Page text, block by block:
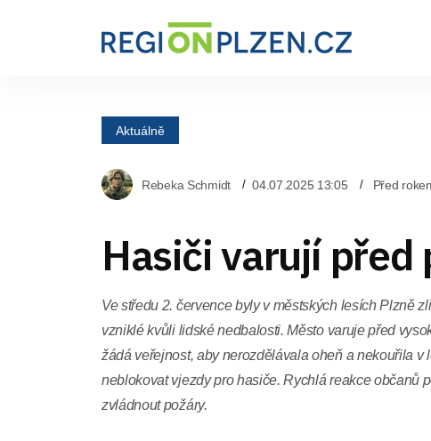
Aktuálně
Rebeka Schmidt 04.07.2025 13:05 Před
Hasiči varují před
Ve středu 2. července byly v městských lesích Plzně
vzniklé kvůli lidské nedbalosti. Město varuje před
žádá veřejnost, aby nerozdělávala oheň a nekouřila v
neblokovat vjezdy pro hasiče. Rychlá reakce občanů
zvládnout požáry.